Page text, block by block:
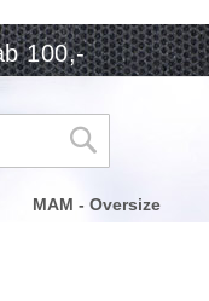
100,-
Suche
MAM - Oversize